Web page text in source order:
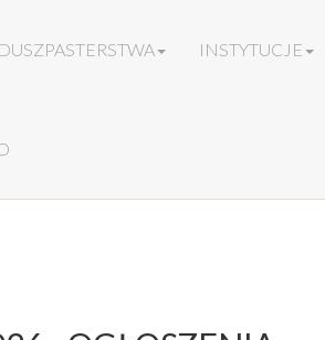
DUSZPASTERSTWA INSTYTUCJE